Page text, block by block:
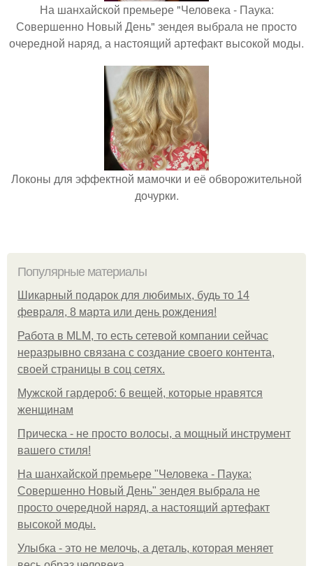
На шанхайской премьере "Человека - Паука:
Совершенно Новый День" зендея выбрала не просто
очередной наряд, а настоящий артефакт высокой моды.
Локоны для эффектной мамочки и её обворожительной
дочурки.
Популярные материалы
Шикарный подарок для любимых, будь то 14
февраля, 8 марта или день рождения!
Работа в MLM, то есть сетевой компании сейчас
неразрывно связана с создание своего контента,
своей страницы в соц сетях.
Мужской гардероб: 6 вещей, которые нравятся
женщинам
Прическа - не просто волосы, а мощный инструмент
вашего стиля!
На шанхайской премьере "Человека - Паука:
Совершенно Новый День" зендея выбрала не
просто очередной наряд, а настоящий артефакт
высокой моды.
Улыбка - это не мелочь, а деталь, которая меняет